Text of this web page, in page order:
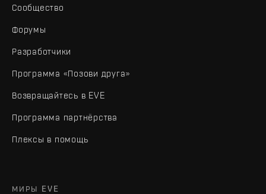
Сообщество
Форумы
Разработчики
Программа «Позови друга»
Возвращайтесь в EVE
Программа партнёрства
Плексы в помощь
МИРЫ EVE